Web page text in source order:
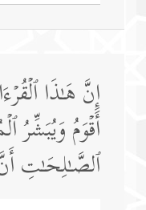
إِنَّ هَـٰذَا
أَقۡوَمُ وَیُبَشِّرُ
ٱلصَّـٰلِحَـٰتِ